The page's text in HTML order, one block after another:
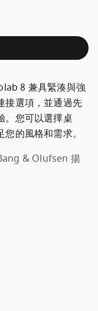
8 兼具緊湊與強
接選項，並通過先
。您可以選擇桌
的風格和需求。
& Olufsen 揚